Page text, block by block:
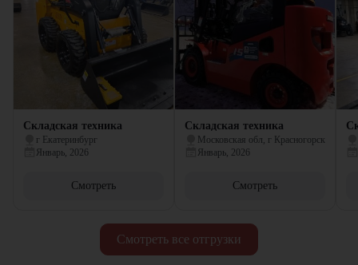
Смотреть все отгрузки
Складская техника
г Екатеринбург
Январь, 2026
Смотреть
Складская техника
Московская обл, г Красногорск
Январь, 2026
Смотреть